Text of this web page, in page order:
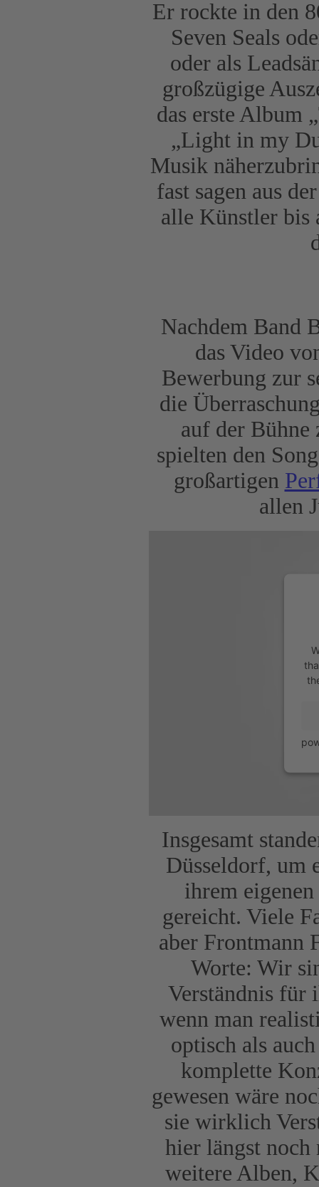
Er rockte in den
Seven Seals
oder als
großzügige
das erste Album
„Light in my
Musik
fast sagen aus
alle Künstler bis
Nachdem Band
das Video
Bewerbung zur
die
auf der Bühne
spielten den
großartigen
allen
Insgesamt
Düsseldorf, um
ihrem
gereicht. Viele
aber Frontmann
Worte: Wir
Verständnis für
wenn man
optisch als
komplette
gewesen wäre
sie wirklich
hier längst noch
weitere Alben,